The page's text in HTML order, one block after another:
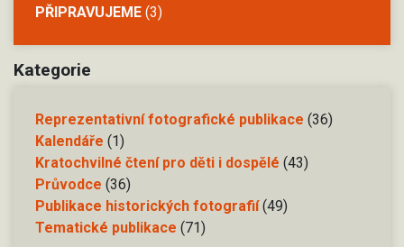
PŘIPRAVUJEME (3)
Kategorie
Reprezentativní fotografické publikace (36)
Kalendáře (1)
Kratochvilné čtení pro děti i dospělé (43)
Průvodce (36)
Publikace historických fotografií(49)
Tematické publikace (71)